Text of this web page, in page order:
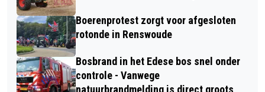
Boerenprotest zorgt voor afgesloten
rotonde in Renswoude
Bosbrand in het Edese bos snel onder
controle - Vanwege
natuurbrandmelding is direct groots